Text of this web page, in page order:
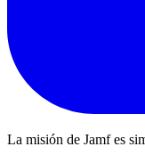
La misión de Jamf es